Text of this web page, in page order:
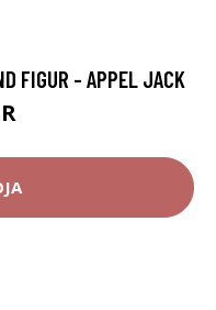
FIGUR - APPEL JACK